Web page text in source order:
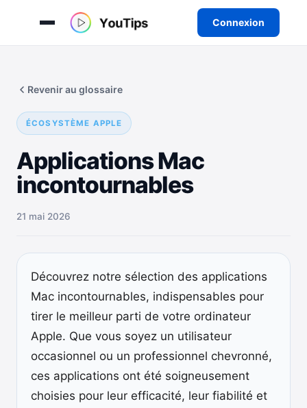
Connexion
contenu
ÉCOSYSTÈME APPLE
Applications Mac
incontournables
Revenir au glossaire
21 mai 2026
Découvrez notre sélection des applications
Mac incontournables, indispensables pour
tirer le meilleur parti de votre ordinateur
Apple. Que vous soyez un utilisateur
occasionnel ou un professionnel chevronné,
ces applications ont été soigneusement
choisies pour leur efficacité, leur fiabilité et